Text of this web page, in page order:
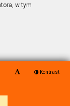
w tym
Kontrast